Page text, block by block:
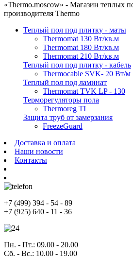
«Thermo.moscow» - Магазин теплых
производителя Thermo
Теплый пол под плитку - маты
Thermomat 130 Вт/кв.м
Thermomat 180 Вт/кв.м
Thermomat 210 Вт/кв.м
Теплый пол под плитку - кабель
Thermocable SVK- 20 Вт/м
Теплый пол под ламинат
Thermomat TVK LP - 130
Терморегуляторы пола
Thermoreg TI
Защита труб от замерзания
FreezeGuard
Доставка и оплата
Наши новости
Контакты
+7 (499) 394 - 54 - 89
+7 (925) 640 - 11 - 36
Пн. - Пт.: 09.00 - 20.00
Сб. - Вс.: 10.00 - 19.00